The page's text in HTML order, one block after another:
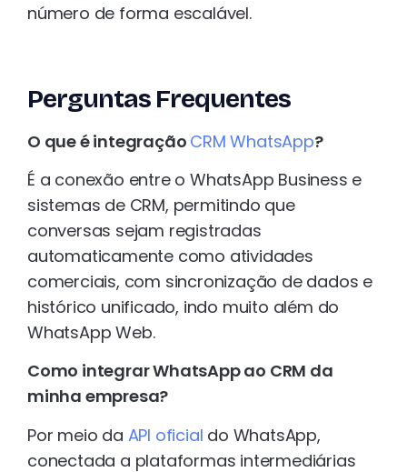
número de forma escalável.
Perguntas Frequentes
O que é integração CRM WhatsApp?
É a conexão entre o WhatsApp Business e
sistemas de CRM, permitindo que
conversas sejam registradas
automaticamente como atividades
comerciais, com sincronização de dados e
histórico unificado, indo muito além do
WhatsApp Web.
Como integrar WhatsApp ao CRM da
minha empresa?
Por meio da API oficial do WhatsApp,
conectada a plataformas intermediárias